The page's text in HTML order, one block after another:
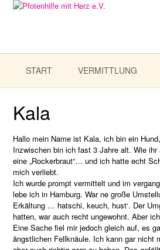
START VERMITTLUNG
Kala
Hallo mein Name ist Kala, ich bin ein
Inzwischen bin ich fast 3 Jahre alt. Wie
eine „Rockerbraut“… und ich hatte echt
mich verliebt.
Ich wurde prompt vermittelt und im
lebe ich in Hamburg. War ne große
Erkältung … hatschi, keuch, hust‘. Der
hatten, war auch recht ungewohnt. Aber
Eine Sache fiel mir jedoch gleich auf, es
ängstlichen Fellknäule. Ich kann gar nicht